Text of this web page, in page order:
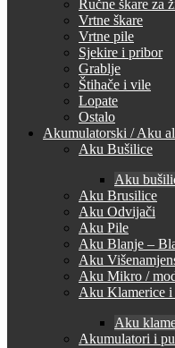
Ručne škare za
Vrtne škare
Vrtne pile
Sjekire i pribor
Grablje
Štihače i vile
Lopate
Ostalo
Akumulatorski / Aku
Aku Bušilice
Aku
Aku Brusilice
Aku Odvijači
Aku Pile
Aku Blanje –
Aku
Aku Mikro /
Aku Klamerice
Aku
Akumulatori i